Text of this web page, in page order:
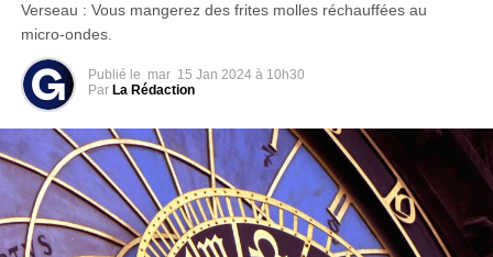
Verseau : Vous mangerez des frites molles réchauffées au
micro-ondes.
Publié le mar 15 Jan 2024 à 10h30
Par La Rédaction